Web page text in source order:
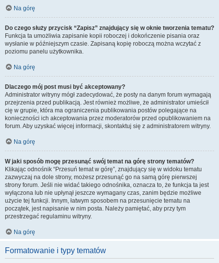
Na górę
Do czego służy przycisk “Zapisz” znajdujący się w oknie tworzenia tematu?
Funkcja ta umożliwia zapisanie kopii roboczej i dokończenie pisania oraz
wysłanie w późniejszym czasie. Zapisaną kopię roboczą można wczytać z
poziomu panelu użytkownika.
Na górę
Dlaczego mój post musi być akceptowany?
Administrator witryny mógł zadecydować, że posty na danym forum wymagają
przejrzenia przed publikacją. Jest również możliwe, że administrator umieścił
cię w grupie, która ma ograniczenia publikowania postów polegające na
konieczności ich akceptowania przez moderatorów przed opublikowaniem na
forum. Aby uzyskać więcej informacji, skontaktuj się z administratorem witryny.
Na górę
W jaki sposób mogę przesunąć swój temat na górę strony tematów?
Klikając odnośnik “Przesuń temat w górę”, znajdujący się w widoku tematu
zazwyczaj na dole strony, możesz przesunąć go na samą górę pierwszej
strony forum. Jeśli nie widać takiego odnośnika, oznacza to, że funkcja ta jest
wyłączona lub nie upłynął jeszcze wymagany czas, zanim będzie możliwe
użycie tej funkcji. Innym, łatwym sposobem na przesunięcie tematu na
początek, jest napisanie w nim posta. Należy pamiętać, aby przy tym
przestrzegać regulaminu witryny.
Na górę
Formatowanie i typy tematów